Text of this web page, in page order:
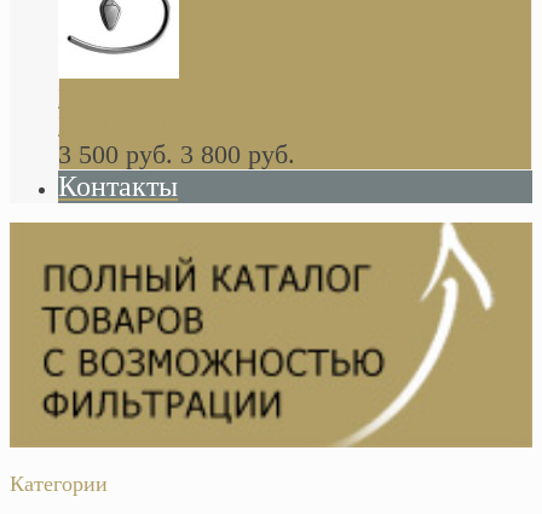
Khala Colombo аксессуары (серия) В
НАЛИЧИИ
3 500 руб. 3 800 руб.
Контакты
Категории